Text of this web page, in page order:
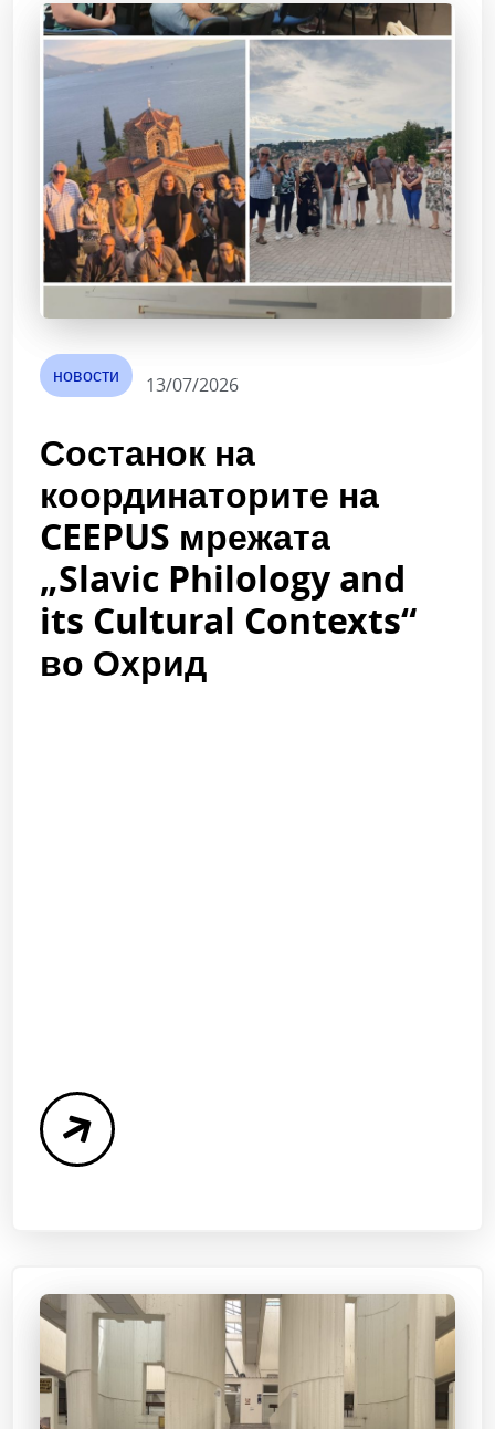
новости 13/07/2026
Состанок на
координаторите на
CEEPUS мрежата
„Slavic Philology and
its Cultural Contexts“
во Охрид